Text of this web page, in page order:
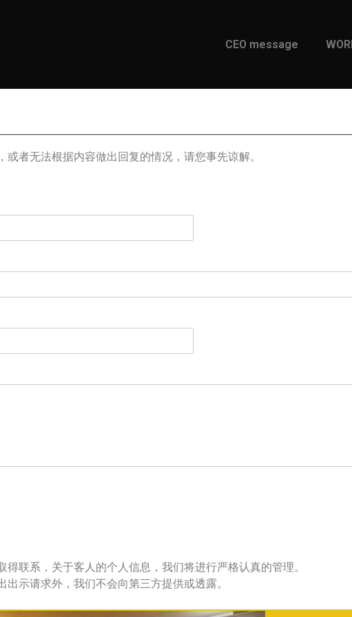
CEO message
者无法根据内容做出回复的情况，请您事先谅解。
联系，关于客人的个人信息，我们将进行严格认真的管理。
示请求外，我们不会向第三方提供或透露。